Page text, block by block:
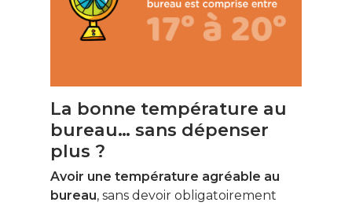
La bonne température au
bureau… sans dépenser
plus ?
Avoir une température agréable au
bureau, sans devoir obligatoirement